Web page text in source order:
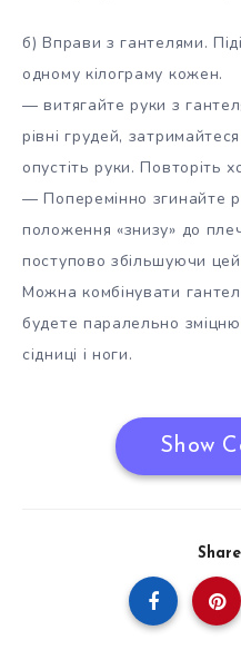
б) Вправи з гантелями.
одному кілограму кожен.
— витягайте руки з
рівні грудей,
опустіть руки. Повторіть
— Поперемінно згинайте
положення «знизу» до
поступово збільшуючи
Можна комбінувати
будете паралельно
сідниці і ноги.
Show